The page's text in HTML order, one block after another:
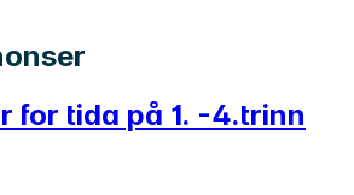
for tida på 1. -4.trinn